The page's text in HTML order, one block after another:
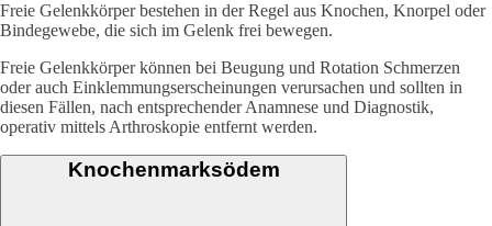
Freie Gelenkkörper bestehen in der Regel aus Knochen, Knorpel oder
Bindegewebe, die sich im Gelenk frei bewegen.
Freie Gelenkkörper können bei Beugung und Rotation Schmerzen
oder auch Einklemmungserscheinungen verursachen und sollten in
diesen Fällen, nach entsprechender Anamnese und Diagnostik,
operativ mittels Arthroskopie entfernt werden.
Knochenmarksödem